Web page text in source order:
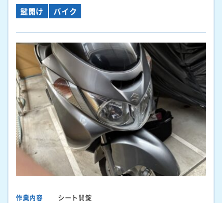
鍵開け バイク
作業内容
シート開錠